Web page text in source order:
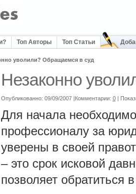
Топ Авторы Топ Статьи
уволили? Обращаемся в суд
Незаконно
Опубликованно: 09/09/2007 |Комментарии: 0 |
Для начала
профессионалу за
уверены в своей
– это срок исковой
позволяет обратиться